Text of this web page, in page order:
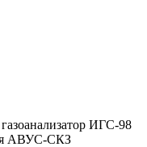
ИГС-98
АВУС-СКЗ